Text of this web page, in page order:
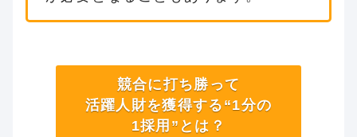
競合に打ち勝って
活躍人財を獲得する“1分の
1採用”とは？